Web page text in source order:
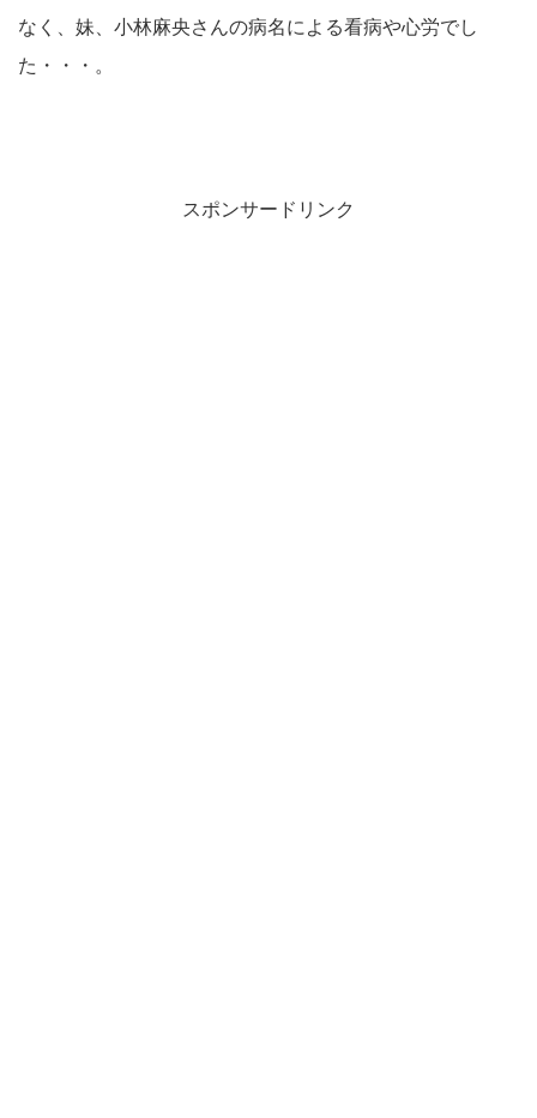
なく、妹、小林麻央さんの病名による看病や心労でし
た・・・。
スポンサードリンク